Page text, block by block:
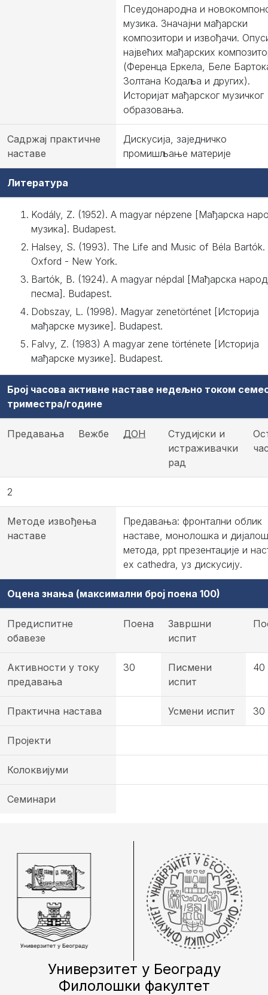
Псеудонародна и
музика. Значајни мађарски
композитори и извођачи.
највећих мађарских
(Ференца Еркела, Беле
Золтана Кодаља и других).
Историјат мађарског музичког
образовања.
Садржај практичне
наставе
Дискусија, заједничко
промишљање материје
Литература
Kodály, Z. (1952). A magyar népzene [Мађарска
музика]. Budapest.
Halsey, S. (1993). The Life and Music of Béla Bartók.
Oxford - New York.
Bartók, B. (1924). A magyar népdal [Мађарска
песма]. Budapest.
Dobszay, L. (1998). Magyar zenetörténet [Историја
мађарске музике]. Budapest.
Falvy, Z. (1983) A magyar zene története [Историја
мађарске музике]. Budapest.
Број часова активне наставе недељно током
триместра/године
Предавања Вежбе ДОН
Студијски и
истраживачки
рад
2
Методе извођења
наставе
Предавања: фронтални облик
наставе, монолошка и
метода, ppt презентације и
ex cathedra, уз дискусију.
Оцена знања (максимални број поена 100)
Предиспитне
обавезе
Поена
Завршни
испит
Активности у току
предавања
30
Писмени
испит
40
Практична настава Усмени испит 30
Пројекти
Колоквијуми
Семинари
Универзитет у Београду
Филолошки факултет